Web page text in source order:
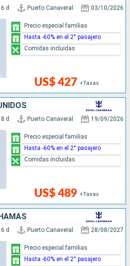
6 d Puerto Canaveral 03/10/2026
US$ 427 +Tasas
Precio especial familias
Hasta -60% en el 2° pasajero
Comidas incluidas
8 d Puerto Canaveral 19/09/2026
US$ 489 +Tasas
Precio especial familias
Hasta -60% en el 2° pasajero
Comidas incluidas
6 d Puerto Canaveral 28/08/2027
Precio especial familias
Hasta -60% en el 2° pasajero